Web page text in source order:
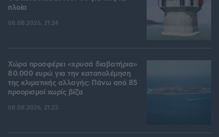
πλοία
08.08.2026, 21:24
Χώρα προσφέρει «χρυσά διαβατήρια»
80.000 ευρώ για την καταπολέμηση
της κλιματικής αλλαγής: Πάνω από 85
προορισμοί χωρίς βίζα
08.08.2026, 21:23